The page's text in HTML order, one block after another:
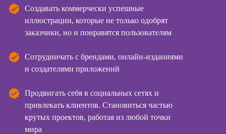
оптимизации
сайтов (seo-
сайтов)
контекстной
Создавать коммерчески успешные
иллюстрации, которые не только одобрят
заказчики, но и понравятся пользователям
Сотрудничать с брендами, онлайн-изданиями
и создателями приложений
Продвигать себя в социальных сетях и
привлекать клиентов. Становиться частью
крутых проектов, работая из любой точки
мира